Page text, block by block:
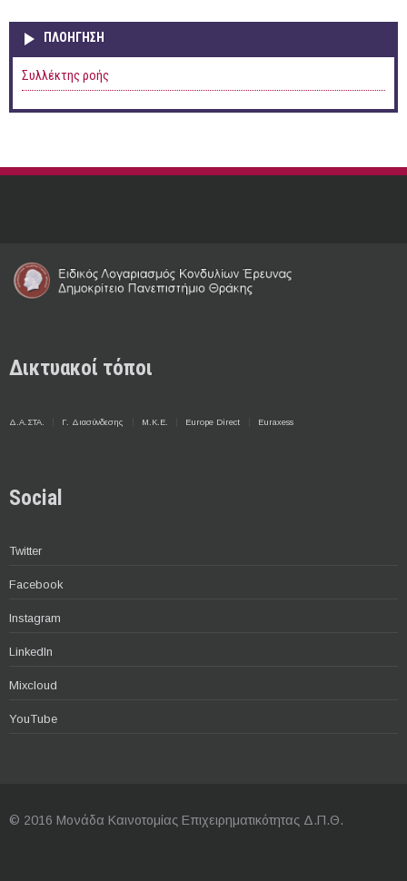
ΠΛΟΉΓΗΣΗ
Συλλέκτης ροής
Δικτυακοί τόποι
Δ.Α.ΣΤΑ. Γ. Διασύνδεσης Μ.Κ.Ε. Europe Direct Euraxess
Social
Twitter
Facebook
Instagram
LinkedIn
Mixcloud
YouTube
© 2016 Μονάδα Καινοτομίας Επιχειρηματικότητας Δ.Π.Θ.